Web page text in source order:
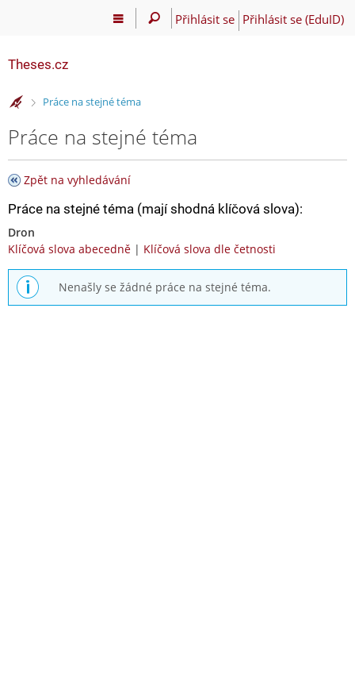
Přihlásit se Přihlásit se (EduID)
Theses.cz
>Práce na stejné téma
Práce na stejné téma
Zpět na vyhledávání
Práce na stejné téma (mají shodná klíčová slova):
Dron
Klíčová slova abecedně | Klíčová slova dle četnosti
Nenašly se žádné práce na stejné téma.